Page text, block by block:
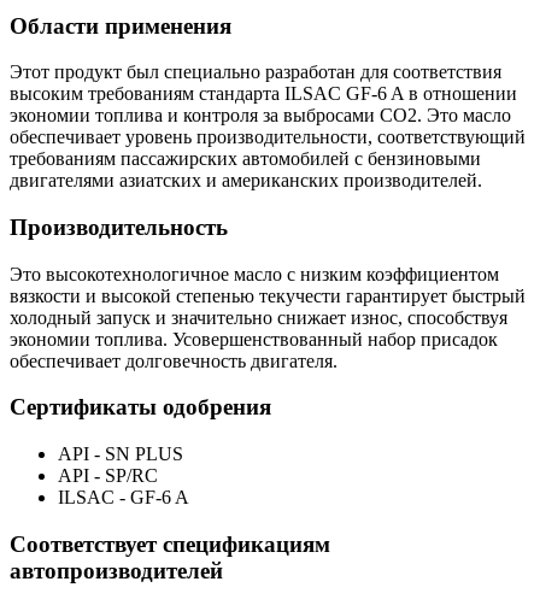
Области применения
Этот продукт был специально разработан для соответствия
высоким требованиям стандарта ILSAC GF-6 A в отношении
экономии топлива и контроля за выбросами CO2. Это масло
обеспечивает уровень производительности, соответствующий
требованиям пассажирских автомобилей с бензиновыми
двигателями азиатских и американских производителей.
Производительность
Это высокотехнологичное масло с низким коэффициентом
вязкости и высокой степенью текучести гарантирует быстрый
холодный запуск и значительно снижает износ, способствуя
экономии топлива. Усовершенствованный набор присадок
обеспечивает долговечность двигателя.
Сертификаты одобрения
API - SN PLUS
API - SP/RC
ILSAC - GF-6 A
Соответствует спецификациям
автопроизводителей